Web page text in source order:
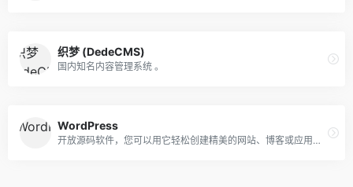
织梦 (DedeCMS)
国内知名内容管理系统 。
WordPress
开放源码软件，您可以用它轻松创建精美的网站、博客或应用程序。